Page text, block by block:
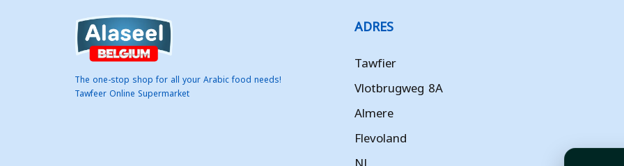
The one-stop shop for all your Arabic food needs!
Tawfeer Online Supermarket
ADRES
Tawfier
Vlotbrugweg 8A
Almere
Flevoland